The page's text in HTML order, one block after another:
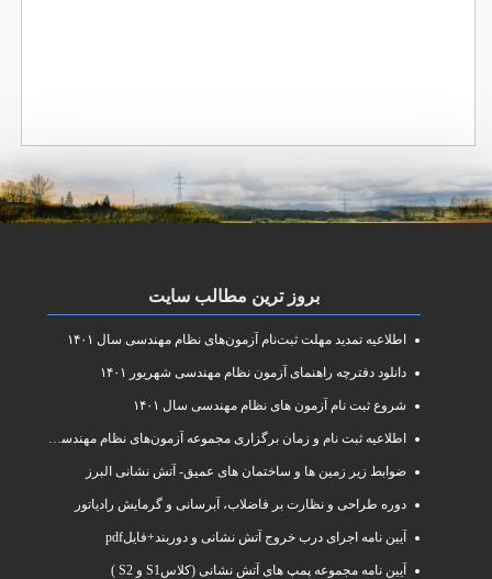
بروز ترین مطالب سایت
اطلاعیه تمدید مهلت ثبت‌نام آزمون‌های نظام مهندسی سال ۱۴۰۱
دانلود دفترچه راهنمای آزمون نظام مهندسی شهریور ۱۴۰۱
شروع ثبت نام آزمون های نظام مهندسی سال ۱۴۰۱
اطلاعیه ثبت نام و زمان برگزاری مجموعه آزمون‌های نظام مهندسی ساختمان سال ۱۴۰۱
ضوابط زیر زمین ها و ساختمان های عمیق- آتش نشانی البرز
دوره طراحی و نظارت بر فاضلاب، آبرسانی و گرمایش رادیاتور
آیین نامه اجرای درب خروج آتش نشانی و دوربند+فایلpdf
آیین نامه مجموعه پمپ های آتش نشانی (کلاسS1 و S2 )